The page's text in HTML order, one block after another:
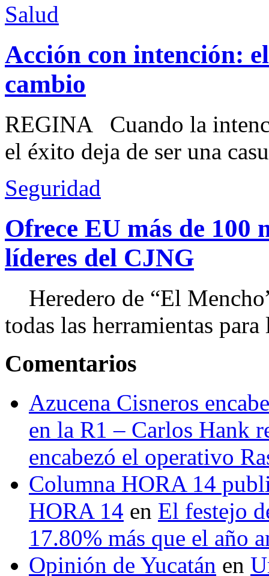
Salud
Acción con intención:
cambio
REGINA Cuando la
el éxito deja de ser una
Seguridad
Ofrece EU más de 100
líderes del CJNG
Heredero de “El
todas las herramientas
Comentarios
Azucena Cisneros
en la R1 – Carlos Hank
encabezó el operativo
Columna HORA 14
HORA 14 en El festejo
17.80% más que el año
Opinión de Yucatán en